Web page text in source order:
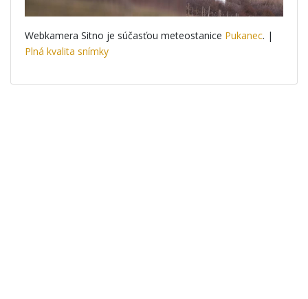
Webkamera Sitno je súčasťou meteostanice Pukanec. |
Plná kvalita snímky